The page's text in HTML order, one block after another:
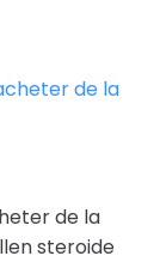
de la
steroide